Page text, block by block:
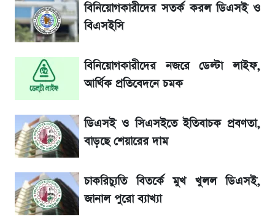
আগামীকালই স্পষ্ট হবে এসএসসি ফল প্রকাশের
তারিখ
তাপমাত্রা নিয়ে নতুন পূর্বাভাস দিল আবহাওয়া অফিস
৬ আগস্ট দেশের বাজারে স্বর্ণের দাম
রবির বড় সাফল্য! আয় কম বাড়লেও রেকর্ড মুনাফা ও
গ্রাহক বৃদ্ধি
শেয়ার বিজকে লিগ্যাল নোটিশ পাঠাল রবি, শুরু নতুন
বিতর্ক
বিনিয়োগকারীদের সতর্ক করল ডিএসই ও
বিএসইসি
বিনিয়োগকারীদের নজরে ডেল্টা লাইফ,
আর্থিক প্রতিবেদনে চমক
ডিএসই ও সিএসইতে ইতিবাচক প্রবণতা,
বাড়ছে শেয়ারের দাম
চাকরিচ্যুতি বিতর্কে মুখ খুলল ডিএসই,
জানাল পুরো ব্যাখ্যা